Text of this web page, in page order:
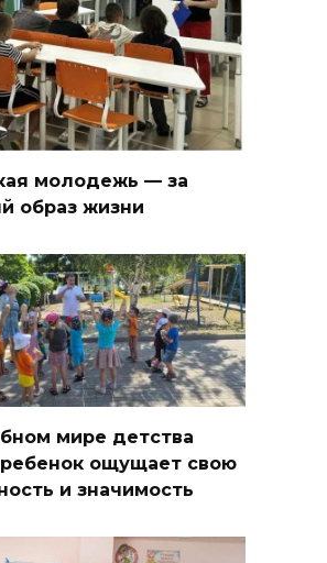
молодежь — за
образ жизни
мире детства
ощущает свою
и значимость